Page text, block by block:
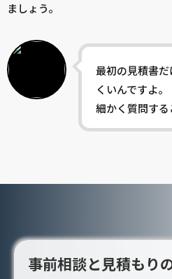
ましょう。
最初の見積書
くいんですよ。
細かく質問する
事前相談と見積もり